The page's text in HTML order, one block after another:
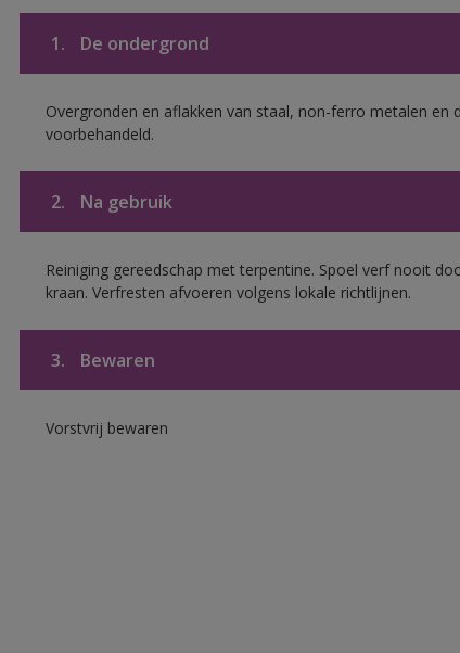
1. De ondergrond
Overgronden en aflakken van staal, non-ferro metalen
voorbehandeld.
2. Na gebruik
Reiniging gereedschap met terpentine. Spoel verf nooit
kraan. Verfresten afvoeren volgens lokale richtlijnen.
3. Bewaren
Vorstvrij bewaren